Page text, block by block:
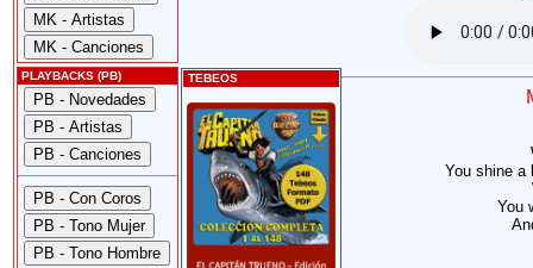
PLAYBACKS (PB) TEBEOS
You shine a
You